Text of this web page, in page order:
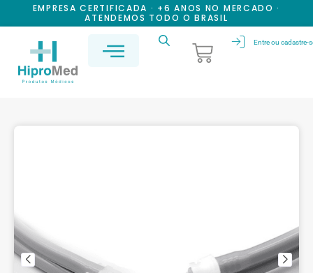
EMPRESA CERTIFICADA · +6 ANOS NO MERCADO ·
ATENDEMOS TODO O BRASIL
Entre ou cadastre-